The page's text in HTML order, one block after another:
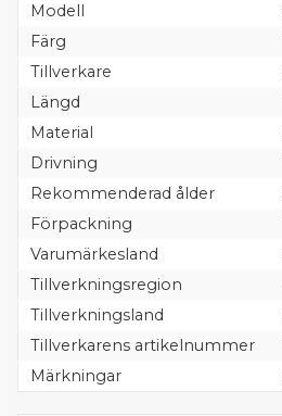
Modell
Färg
Tillverkare
Längd
Material
Drivning
Rekommenderad ålder
Förpackning
Varumärkesland
Tillverkningsregion
Tillverkningsland
Tillverkarens artikelnummer
Märkningar